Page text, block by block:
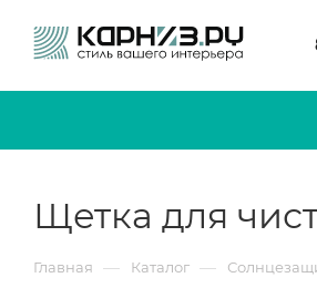
Щетка для
Главная — Каталог —